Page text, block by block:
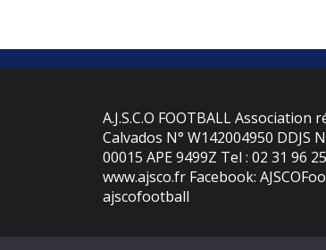
A.J.S.C.O FOOTBALL
Calvados N° W142004950 DDJS
00015 APE 9499Z Tel : 02 31 96
www.ajsco.fr Facebook:
ajscofootball